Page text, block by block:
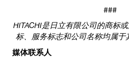
###
HITACHI是日立有限公司的商标
标、服务标志和公司名称均属于
媒体联系人